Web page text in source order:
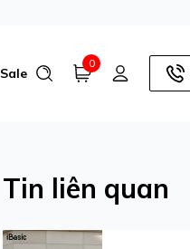
Sale
0
Tin liên quan